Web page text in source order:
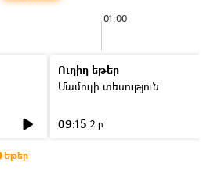
01:00
Ուղիղ եթեր
Մամուլի տեսություն
09:15 2 ր
Եթեր